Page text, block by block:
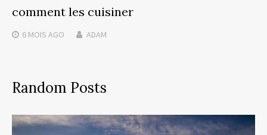
comment les cuisiner
6 MOIS AGO ADAM
Random Posts